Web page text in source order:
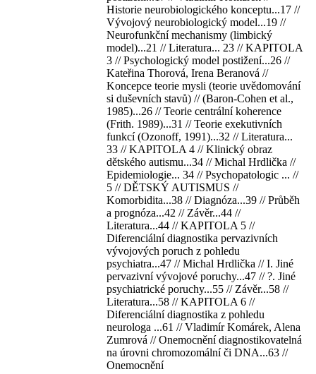
Historie neurobiologického konceptu...17 //
Vývojový neurobiologický model...19 //
Neurofunkční mechanismy (limbický
model)...21 // Literatura... 23 // KAPITOLA
3 // Psychologický model postižení...26 //
Kateřina Thorová, Irena Beranová //
Koncepce teorie mysli (teorie uvědomování
si duševních stavů) // (Baron-Cohen et al.,
1985)...26 // Teorie centrální koherence
(Frith. 1989)...31 // Teorie exekutivních
funkcí (Ozonoff, 1991)...32 // Literatura...
33 // KAPITOLA 4 // Klinický obraz
dětského autismu...34 // Michal Hrdlička //
Epidemiologie... 34 // Psychopatologic ... //
5 // DĚTSKÝ AUTISMUS //
Komorbidita...38 // Diagnóza...39 // Průběh
a prognóza...42 // Závěr...44 //
Literatura...44 // KAPITOLA 5 //
Diferenciální diagnostika pervazivních
vývojových poruch z pohledu
psychiatra...47 // Michal Hrdlička // I. Jiné
pervazivní vývojové poruchy...47 // ?. Jiné
psychiatrické poruchy...55 // Závěr...58 //
Literatura...58 // KAPITOLA 6 //
Diferenciální diagnostika z pohledu
neurologa ...61 // Vladimír Komárek, Alena
Zumrová // Onemocnění diagnostikovatelná
na úrovni chromozomální či DNA...63 //
Onemocnění